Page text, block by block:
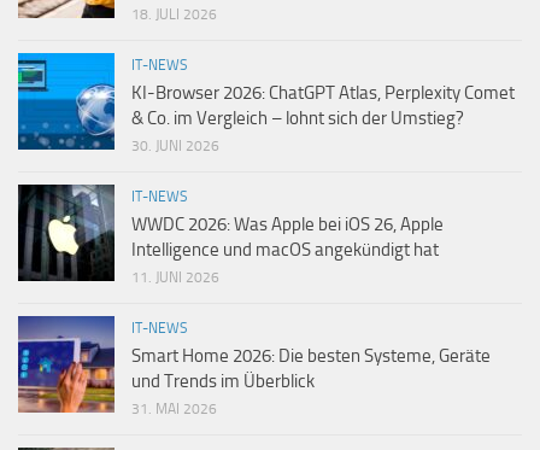
18. JULI 2026
IT-NEWS
KI-Browser 2026: ChatGPT Atlas, Perplexity Comet
& Co. im Vergleich – lohnt sich der Umstieg?
30. JUNI 2026
IT-NEWS
WWDC 2026: Was Apple bei iOS 26, Apple
Intelligence und macOS angekündigt hat
11. JUNI 2026
IT-NEWS
Smart Home 2026: Die besten Systeme, Geräte
und Trends im Überblick
31. MAI 2026